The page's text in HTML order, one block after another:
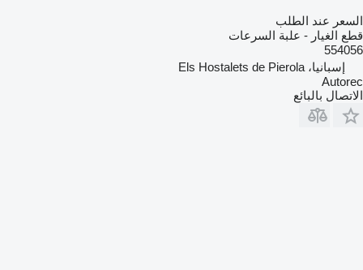
السعر عند الطلب
قطع الغيار - علبة السرعات
554056
إسبانيا، Els Hostalets de Pierola
Autorec
الاتصال بالبائع